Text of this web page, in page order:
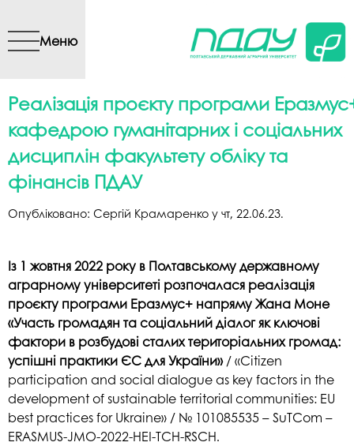
вмісту
Меню
Реалізація проєкту програми
кафедрою гуманітарних і соціальних
дисциплін факультету обліку та
фінансів ПДАУ
Опубліковано: Сергій Крамаренко у чт, 22.06.23.
Із 1 жовтня 2022 року в Полтавському державному
аграрному університеті розпочалася реалізація
проєкту програми Еразмус+ напряму Жана Моне
«Участь громадян та соціальний діалог як ключові
фактори в розбудові сталих територіальних громад:
успішні практики ЄС для України»/ «Citizen
participation and social dialogue as key factors in the
development of sustainable territorial communities: EU
best practices for Ukraine» / № 101085535 – SuTCom –
ERASMUS-JMO-2022-HEI-TCH-RSCH.